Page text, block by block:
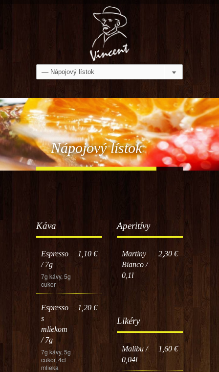
Nápojový lístok
Káva
Espresso
/ 7g
1,10 €
7g kávy, 5g
cukor
Espresso
s
mliekom
/ 7g
1,20 €
7g kávy, 5g
cukor, 4cl
mlieka
Aperitívy
Martiny
Bianco /
0,1l
2,30 €
Likéry
Malibu /
0,04l
1,60 €